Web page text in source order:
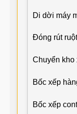
Di dời máy
Đóng rút
Chuyển
Bốc xếp
Bốc xếp